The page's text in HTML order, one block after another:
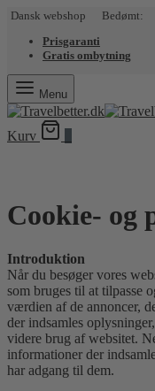
Dansk webshop Bedømt:
Prisgaranti
Gratis ombytning
Menu
Kurv
Cookie-
Introduktion
Når du besøger vores
som bruges til at tilpasse
værdien af de annoncer,
der indsamles
videre brug af websitet.
informationer der
har adgang til dem.